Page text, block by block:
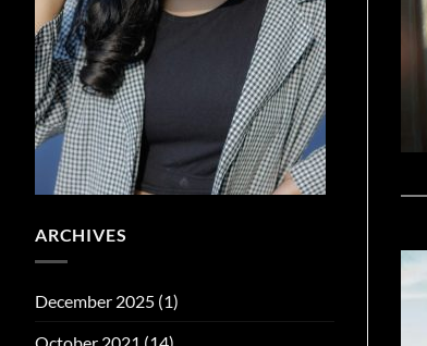
ARCHIVES
December 2025 (1)
October 2021 (14)